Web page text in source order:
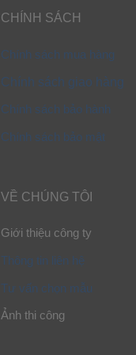
CHÍNH SÁCH
Chính sách mua hàng
Chính sách giao hàng
Chính sách bảo hành
Chính sách bảo mật
VỀ CHÚNG TÔI
Giới thiệu công ty
Thông tin liên hệ
Tư vấn chọn mẫu
Ảnh thi công